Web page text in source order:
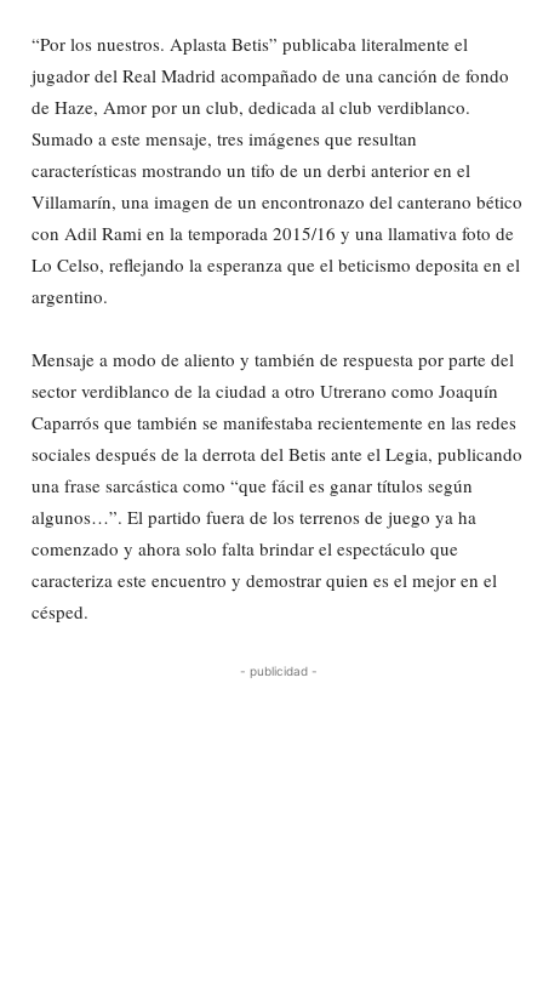
“Por los nuestros. Aplasta Betis” publicaba literalmente el
jugador del Real Madrid acompañado de una canción de fondo
de Haze, Amor por un club, dedicada al club verdiblanco.
Sumado a este mensaje, tres imágenes que resultan
características mostrando un tifo de un derbi anterior en el
Villamarín, una imagen de un encontronazo del canterano bético
con Adil Rami en la temporada 2015/16 y una llamativa foto de
Lo Celso, reflejando la esperanza que el beticismo deposita en el
argentino.
Mensaje a modo de aliento y también de respuesta por parte del
sector verdiblanco de la ciudad a otro Utrerano como Joaquín
Caparrós que también se manifestaba recientemente en las redes
sociales después de la derrota del Betis ante el Legia, publicando
una frase sarcástica como “que fácil es ganar títulos según
algunos…”. El partido fuera de los terrenos de juego ya ha
comenzado y ahora solo falta brindar el espectáculo que
caracteriza este encuentro y demostrar quien es el mejor en el
césped.
- publicidad -